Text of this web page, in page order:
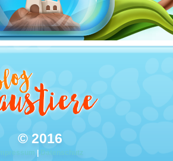
© 2016
Impressum Datenschutz